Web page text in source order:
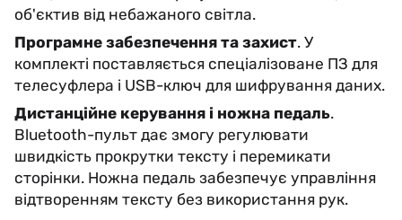
об'єктив від небажаного світла.
Програмне забезпечення та захист. У
комплекті поставляється спеціалізоване ПЗ для
телесуфлера і USB-ключ для шифрування даних.
Дистанційне керування і ножна педаль.
Bluetooth-пульт дає змогу регулювати
швидкість прокрутки тексту і перемикати
сторінки. Ножна педаль забезпечує управління
відтворенням тексту без використання рук.